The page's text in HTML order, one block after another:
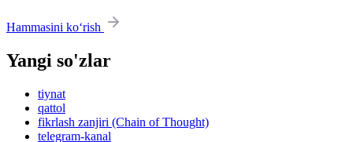
Hammasini ko‘rish
Yangi so'zlar
tiynat
qattol
fikrlash zanjiri (Chain of Thought)
telegram-kanal